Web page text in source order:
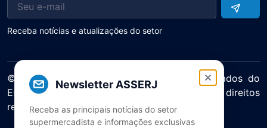
Newsletter ASSERJ
Receba as principais notícias do setor
supermercadista e informações exclusivas
Receba notícias e atualizações do setor
© 2025 ASERJ – Associação de Supermercados do
Estado do Rio de Janeiro. Todos os direitos
reservados.
Política de Privacidade Termos de Uso